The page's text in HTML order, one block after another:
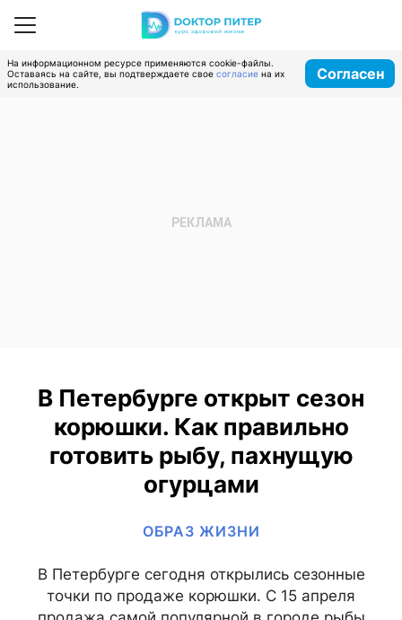
На информационном ресурсе применяются cookie-файлы.
Оставаясь на сайте, вы подтверждаете свое согласие на их
использование.
Согласен
В Петербурге открыт сезон
корюшки. Как правильно
готовить рыбу, пахнущую
огурцами
ОБРАЗ ЖИЗНИ
В Петербурге сегодня открылись сезонные
точки по продаже корюшки. С 15 апреля